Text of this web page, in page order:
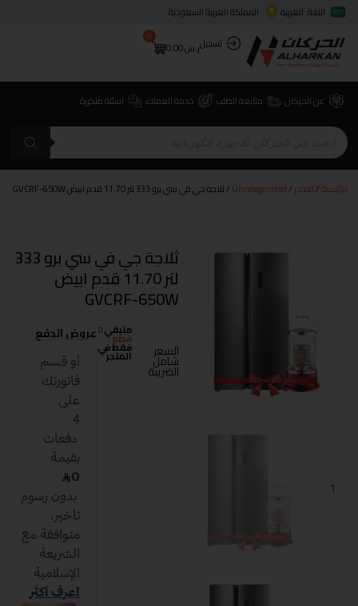
اللغة: العربية
المملكة العربية السعودية
تسجيلر.س0.00
0
عن الحركان متابعة الطلب خدمة العملاء اسئلة متكررة
الرئيسية/المتجر/
Uncategorized/ ثلاجة جي في سي برو 333 لتر 11.70 قدم ابيض GVCRF-650W
ثلاجة جي في سي برو 333
لتر 11.70 قدم ابيض
GVCRF-650W
السعر
شامل
الضريبة
متبقي0
قطع
فقط في
المتجر
عروض الدفع